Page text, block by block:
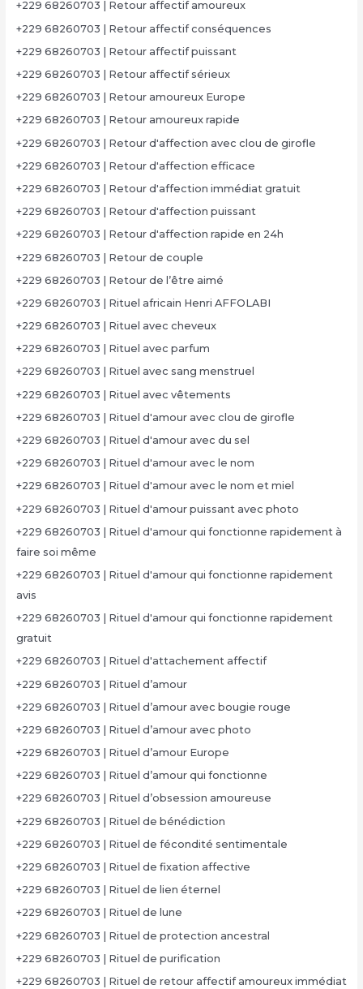
+229 68260703 | Retour affectif amoureux
+229 68260703 | Retour affectif conséquences
+229 68260703 | Retour affectif puissant
+229 68260703 | Retour affectif sérieux
+229 68260703 | Retour amoureux Europe
+229 68260703 | Retour amoureux rapide
+229 68260703 | Retour d'affection avec clou de girofle
+229 68260703 | Retour d'affection efficace
+229 68260703 | Retour d'affection immédiat gratuit
+229 68260703 | Retour d'affection puissant
+229 68260703 | Retour d'affection rapide en 24h
+229 68260703 | Retour de couple
+229 68260703 | Retour de l’être aimé
+229 68260703 | Rituel africain Henri AFFOLABI
+229 68260703 | Rituel avec cheveux
+229 68260703 | Rituel avec parfum
+229 68260703 | Rituel avec sang menstruel
+229 68260703 | Rituel avec vêtements
+229 68260703 | Rituel d'amour avec clou de girofle
+229 68260703 | Rituel d'amour avec du sel
+229 68260703 | Rituel d'amour avec le nom
+229 68260703 | Rituel d'amour avec le nom et miel
+229 68260703 | Rituel d'amour puissant avec photo
+229 68260703 | Rituel d'amour qui fonctionne rapidement à
faire soi même
+229 68260703 | Rituel d'amour qui fonctionne rapidement
avis
+229 68260703 | Rituel d'amour qui fonctionne rapidement
gratuit
+229 68260703 | Rituel d'attachement affectif
+229 68260703 | Rituel d’amour
+229 68260703 | Rituel d’amour avec bougie rouge
+229 68260703 | Rituel d’amour avec photo
+229 68260703 | Rituel d’amour Europe
+229 68260703 | Rituel d’amour qui fonctionne
+229 68260703 | Rituel d’obsession amoureuse
+229 68260703 | Rituel de bénédiction
+229 68260703 | Rituel de fécondité sentimentale
+229 68260703 | Rituel de fixation affective
+229 68260703 | Rituel de lien éternel
+229 68260703 | Rituel de lune
+229 68260703 | Rituel de protection ancestral
+229 68260703 | Rituel de purification
+229 68260703 | Rituel de retour affectif amoureux immédiat